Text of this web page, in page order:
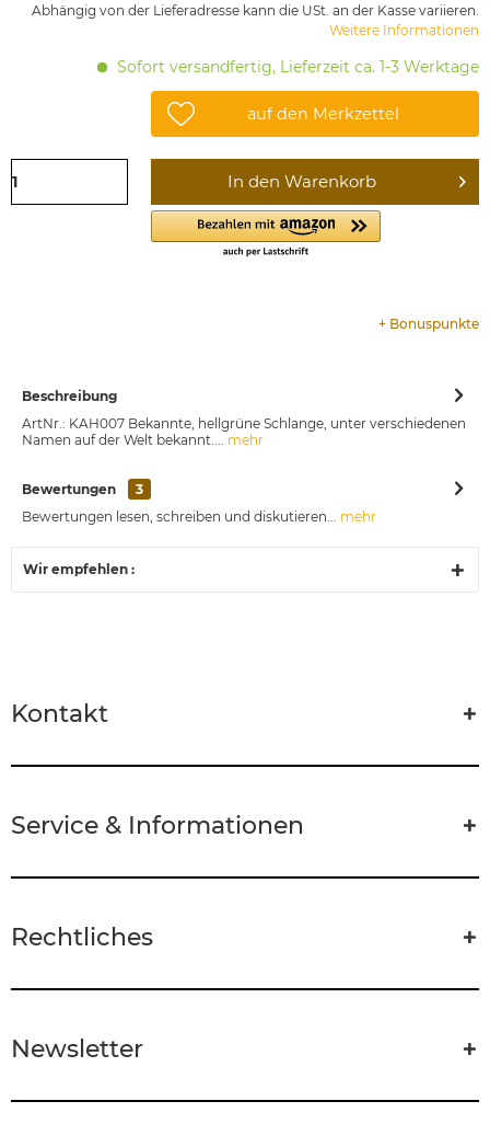
Abhängig von der Lieferadresse kann die USt. an der Kasse variieren.
Weitere Informationen
Sofort versandfertig, Lieferzeit ca. 1-3 Werktage
auf den Merkzettel
In den Warenkorb
+ Bonuspunkte
Beschreibung
ArtNr.: KAH007 Bekannte, hellgrüne Schlange, unter verschiedenen
Namen auf der Welt bekannt....
mehr
Bewertungen
3
Bewertungen lesen, schreiben und diskutieren...
mehr
Wir empfehlen :
Kontakt
Service & Informationen
Rechtliches
Newsletter